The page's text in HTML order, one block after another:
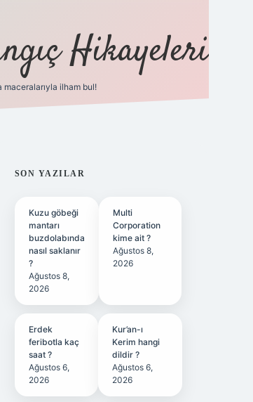
Hikayeleri
maceralarıyla ilham bul!
SIDEBAR
SON YAZILAR
Kuzu göbeği
mantarı
buzdolabında
nasıl saklanır
?
Ağustos 8,
2026
Multi
Corporation
kime ait ?
Ağustos 8,
2026
Erdek
feribotla kaç
saat ?
Ağustos 6,
2026
Kur’an-ı
Kerim hangi
dildir ?
Ağustos 6,
2026